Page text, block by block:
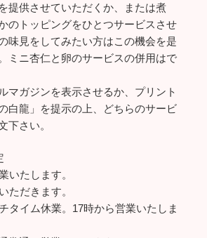
提供させていただくか、または煮
のトッピングをひとつサービスさせ
味見をしてみたい方はこの機会を是
ミニ杏仁と卵のサービスの併用はで
マガジンを表示させるか、プリント
白龍」を提示の上、どちらのサービ
下さい。
いたします。
ただきます。
タイム休業。17時から営業いたしま